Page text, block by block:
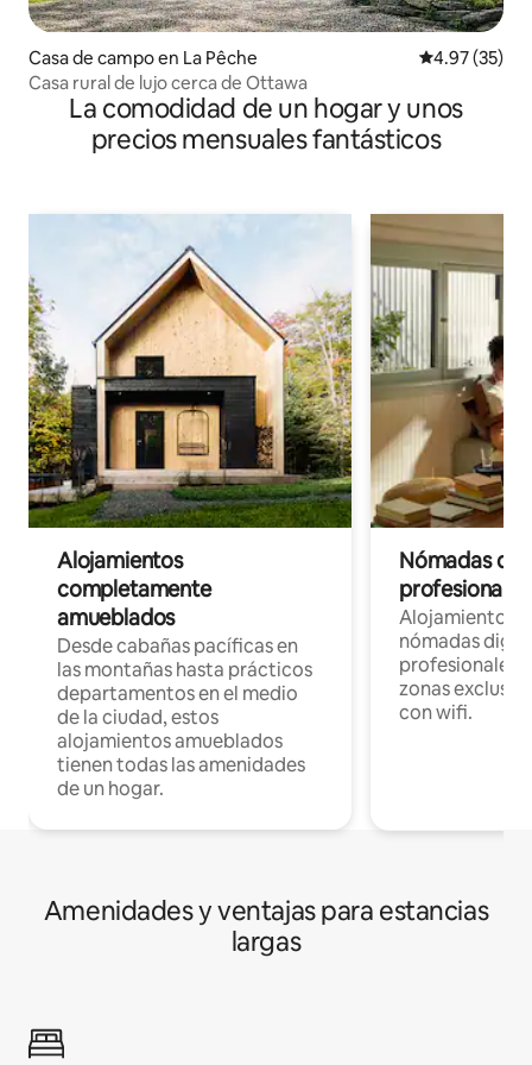
Casa de campo en La Pêche Calificación
4.97 (35)
Casa rural de lujo cerca de Ottawa
La comodidad de un hogar y unos
precios mensuales fantásticos
Alojamientos
completamente
amueblados
Desde cabañas pacíficas en
las montañas hasta prácticos
departamentos en el medio
de la ciudad, estos
alojamientos amueblados
tienen todas las amenidades
de un hogar.
Nómadas
Alojamientos
nómadas
profesionales
zonas
con wifi.
Amenidades y ventajas para estancias
largas